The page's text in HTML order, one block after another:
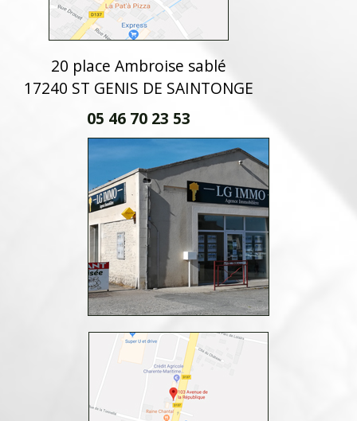
20 place Ambroise sablé
17240 ST GENIS DE SAINTONGE
05 46 70 23 53